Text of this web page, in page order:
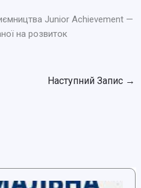
Junior Achievement —
на розвиток
Наступний Запис →